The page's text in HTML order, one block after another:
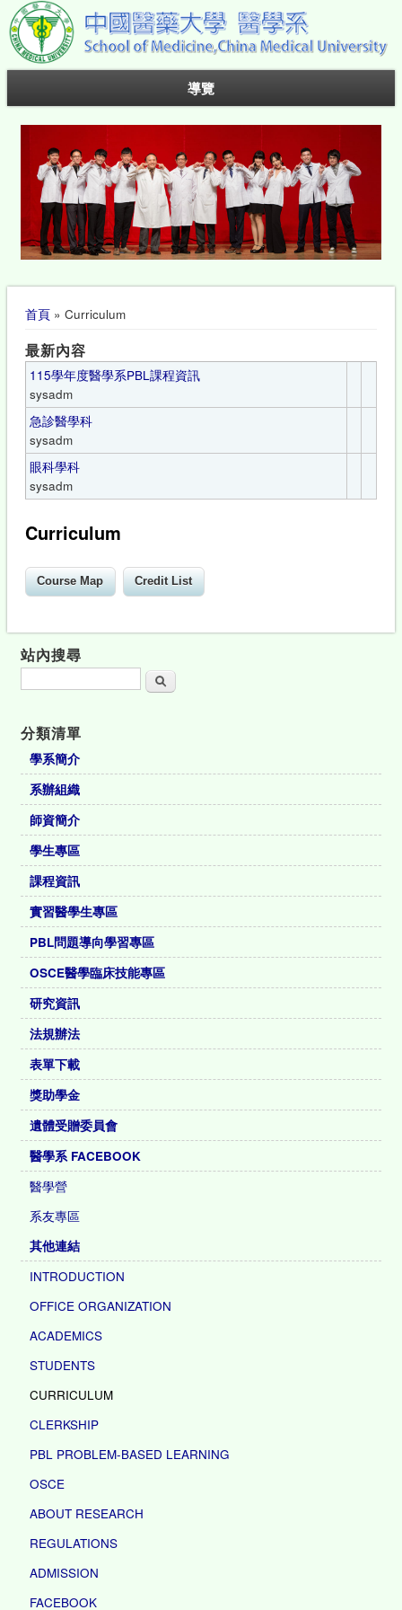
導覽
您在這裡
首頁» Curriculum
最新內容
115學年度醫學系PBL課程資訊
sysadm
急診醫學科
sysadm
眼科學科
sysadm
Curriculum
站內搜尋
搜尋
分類清單
學系簡介
系辦組織
師資簡介
學生專區
課程資訊
實習醫學生專區
PBL問題導向學習專區
OSCE醫學臨床技能專區
研究資訊
法規辦法
表單下載
獎助學金
遺體受贈委員會
醫學系 FACEBOOK
醫學營
系友專區
其他連結
INTRODUCTION
OFFICE ORGANIZATION
ACADEMICS
STUDENTS
CURRICULUM
CLERKSHIP
PBL PROBLEM-BASED LEARNING
OSCE
ABOUT RESEARCH
REGULATIONS
ADMISSION
FACEBOOK